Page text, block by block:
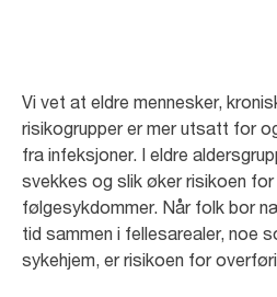
Vi vet at eldre mennesker,
risikogrupper er mer utsatt for
fra infeksjoner. I eldre
svekkes og slik øker risikoen
følgesykdommer. Når folk bor
tid sammen i fellesarealer, noe
sykehjem, er risikoen for